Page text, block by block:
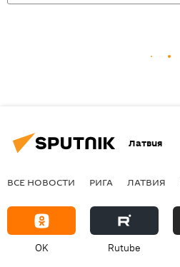
Латвия
ВСЕ НОВОСТИ РИГА ЛАТВИЯ
OK Rutube